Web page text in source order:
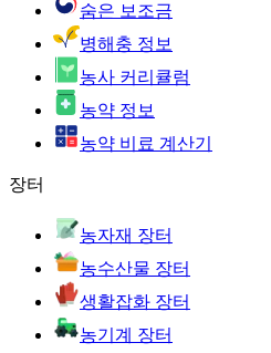
숨은 보조금
병해충 정보
농사 커리큘럼
농약 정보
농약 비료 계산기
장터
농자재 장터
농수산물 장터
생활잡화 장터
농기계 장터